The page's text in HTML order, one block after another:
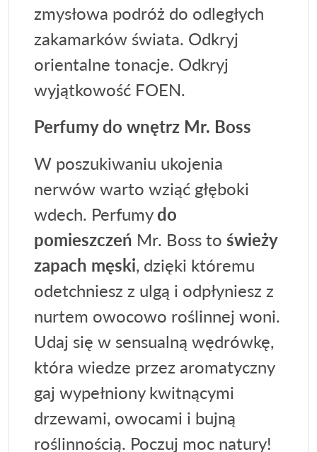
zmysłowa podróż do odległych
zakamarków świata. Odkryj
orientalne tonacje. Odkryj
wyjątkowość FOEN.
Perfumy do wnętrz Mr. Boss
W poszukiwaniu ukojenia
nerwów warto wziąć głęboki
wdech. Perfumydo
pomieszczeń Mr. Boss to świeży
zapach męski, dzięki któremu
odetchniesz z ulgą i odpłyniesz z
nurtem owocowo roślinnej woni.
Udaj się w sensualną wędrówkę,
która wiedze przez aromatyczny
gaj wypełniony kwitnącymi
drzewami, owocami i bujną
roślinnością. Poczuj moc natury!